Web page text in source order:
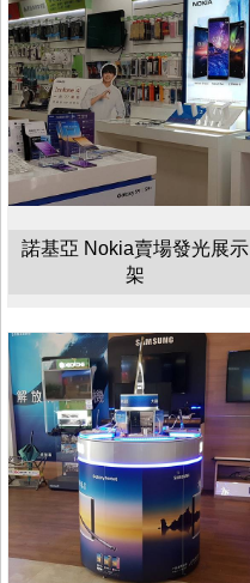
諾基亞 Nokia賣場發光展示
架